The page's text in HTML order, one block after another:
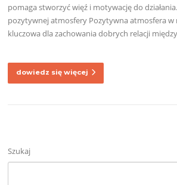
pomaga stworzyć więź i motywację do
pozytywnej atmosfery Pozytywna atmosfera w
kluczowa dla zachowania dobrych relacji
dowiedz się więcej
Szukaj